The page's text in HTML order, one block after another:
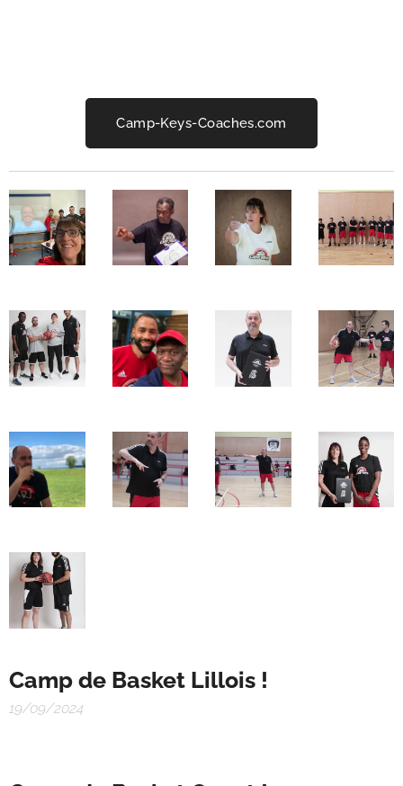
Camp-Keys-Coaches.com
Camp de Basket Lillois !
19/09/2024